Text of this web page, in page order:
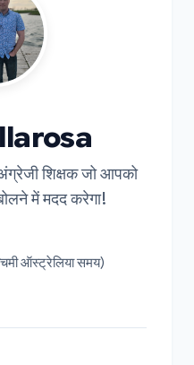
शिक्षक जो आपको
में मदद करेगा!
ऑस्ट्रेलिया समय)